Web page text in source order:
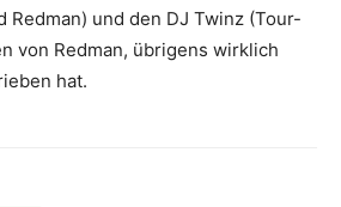
Redman) und den DJ Twinz (Tour-
von Redman, übrigens wirklich
hat.